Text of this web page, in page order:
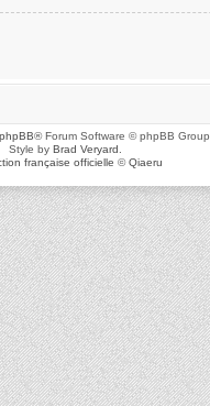
phpBB® Forum Software © phpBB Group
Style by Brad Veryard
française officielle ©Qiaeru